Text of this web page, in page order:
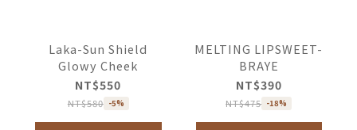
Laka-Sun Shield
Glowy Cheek
NT$550
NT$580 -5%
MELTING LIPSWEET-
BRAYE
NT$390
NT$475 -18%